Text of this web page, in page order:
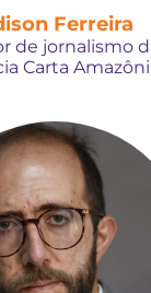
Ferreira
de jornalismo
Carta